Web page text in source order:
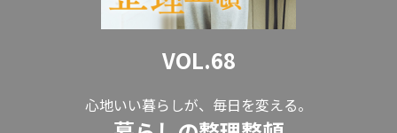
VOL.68
心地いい暮らしが、毎日を変える。